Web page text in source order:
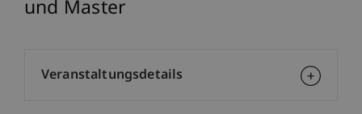
und Master
Veranstaltungsdetails